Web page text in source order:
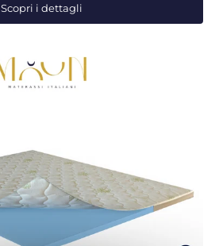
Scopri i dettagli